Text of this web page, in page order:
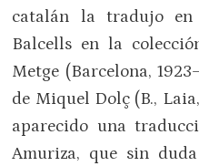
catalán la tradujo en
Balcells en la
Metge (Barcelona,
de Miquel Dolç (B.,
aparecido una
Amuriza, que sin